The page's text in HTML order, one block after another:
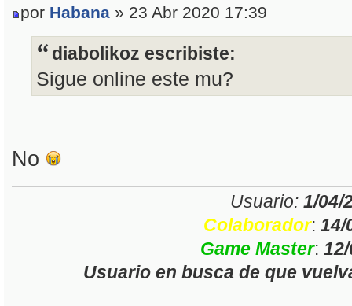
por Habana » 23 Abr 2020 17:39
diabolikoz escribiste:
Sigue online este mu?
No
Usuario: 1/04/
Colaborador: 14/
Game Master:
Usuario en busca de que